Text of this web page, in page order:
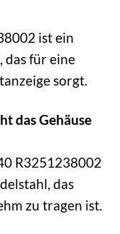
ist ein
das für eine
sorgt.
das Gehäuse
R3251238002
das
zu tragen ist.